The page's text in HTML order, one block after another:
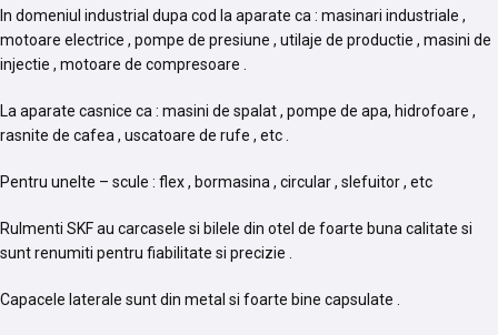
In domeniul industrial dupa cod la aparate ca : masinari industriale ,
motoare electrice , pompe de presiune , utilaje de productie , masini de
injectie , motoare de compresoare .
La aparate casnice ca : masini de spalat , pompe de apa, hidrofoare ,
rasnite de cafea , uscatoare de rufe , etc .
Pentru unelte – scule : flex , bormasina , circular , slefuitor , etc
Rulmenti SKF au carcasele si bilele din otel de foarte buna calitate si
sunt renumiti pentru fiabilitate si precizie .
Capacele laterale sunt din metal si foarte bine capsulate .